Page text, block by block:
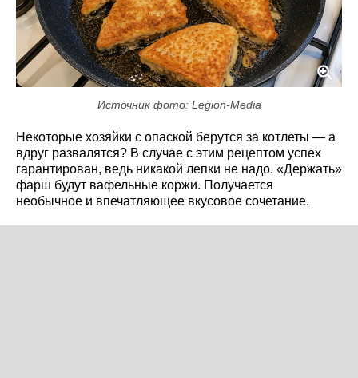
Источник фото: Legion-Media
Некоторые хозяйки с опаской берутся за котлеты — а
вдруг развалятся? В случае с этим рецептом успех
гарантирован, ведь никакой лепки не надо. «Держать»
фарш будут вафельные коржи. Получается
необычное и впечатляющее вкусовое сочетание.